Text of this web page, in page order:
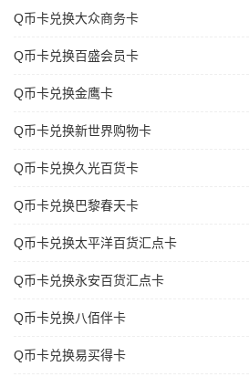
Q币卡兑换大众商务卡
Q币卡兑换百盛会员卡
Q币卡兑换金鹰卡
Q币卡兑换新世界购物卡
Q币卡兑换久光百货卡
Q币卡兑换巴黎春天卡
Q币卡兑换太平洋百货汇点卡
Q币卡兑换永安百货汇点卡
Q币卡兑换八佰伴卡
Q币卡兑换易买得卡